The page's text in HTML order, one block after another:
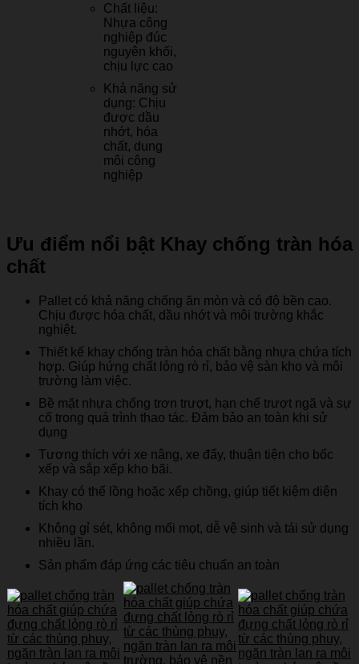
Chất liệu:
Nhựa công
nghiệp đúc
nguyên khối,
chịu lực cao
Khả năng sử
dụng: Chịu
được dầu
nhớt, hóa
chất, dung
môi công
nghiệp
Ưu điểm nổi bật Khay chống tràn hóa
chất
Pallet có khả năng chống ăn mòn và có độ bền cao.
Chịu được hóa chất, dầu nhớt và môi trường khắc
nghiệt.
Thiết kế khay chống tràn hóa chất bằng nhựa chứa tích
hợp. Giúp hứng chất lỏng rò rỉ, bảo vệ sàn kho và môi
trường làm việc.
Bề mặt nhựa chống trơn trượt, hạn chế trượt ngã và sự
cố trong quá trình thao tác. Đảm bảo an toàn khi sử
dụng
Tương thích với xe nâng, xe đẩy, thuận tiện cho bốc
xếp và sắp xếp kho bãi.
Khay có thể lồng hoặc xếp chồng, giúp tiết kiệm diện
tích kho
Không gỉ sét, không mối mọt, dễ vệ sinh và tái sử dụng
nhiều lần.
Sản phẩm đáp ứng các tiêu chuẩn an toàn